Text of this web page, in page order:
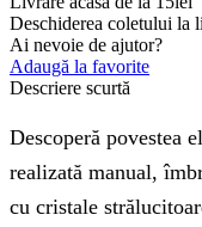
Deschiderea coletului la
Ai nevoie de ajutor?
Adaugă la favorite
Descriere scurtă
Descoperă povestea
realizată manual,
cu cristale